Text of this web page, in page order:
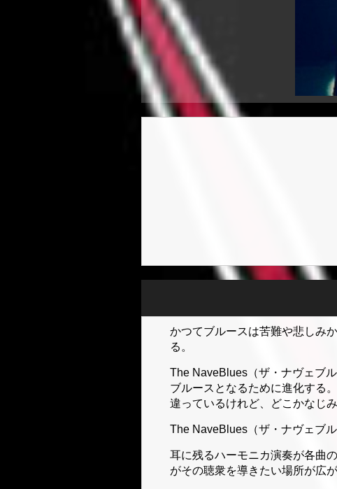
かつてブルースは苦難や悲しみ
る。
The NaveBlues（ザ・ナヴェブ
ブルースとなるために進化する
違っているけれど、どこかなじ
The NaveBlues（ザ・ナヴェブ
耳に残るハーモニカ演奏が各曲
がその聴衆を導きたい場所が広が